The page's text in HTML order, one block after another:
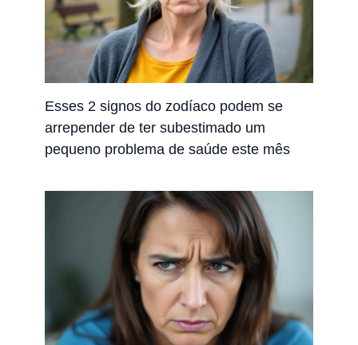
Esses 2 signos do zodíaco podem se
arrepender de ter subestimado um
pequeno problema de saúde este mês